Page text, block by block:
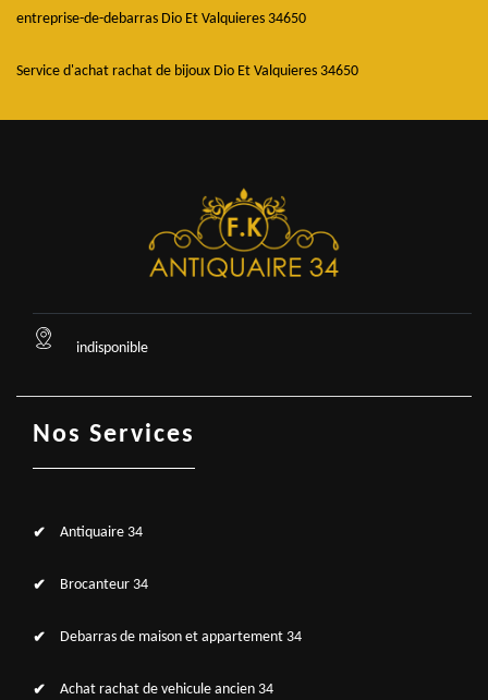
entreprise-de-debarras Dio Et Valquieres 34650
Service d'achat rachat de bijoux Dio Et Valquieres 34650
indisponible
Nos Services
Antiquaire 34
Brocanteur 34
Debarras de maison et appartement 34
Achat rachat de vehicule ancien 34